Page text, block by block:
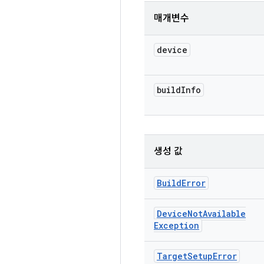
매개변수
device
buildInfo
생성 값
BuildError
DeviceNotAvailable
Exception
TargetSetupError